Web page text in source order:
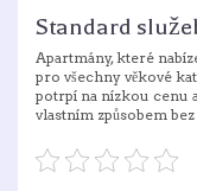
Standard
Apartmány, které
pro všechny věkové
potrpí na nízkou cenu
vlastním způsobem